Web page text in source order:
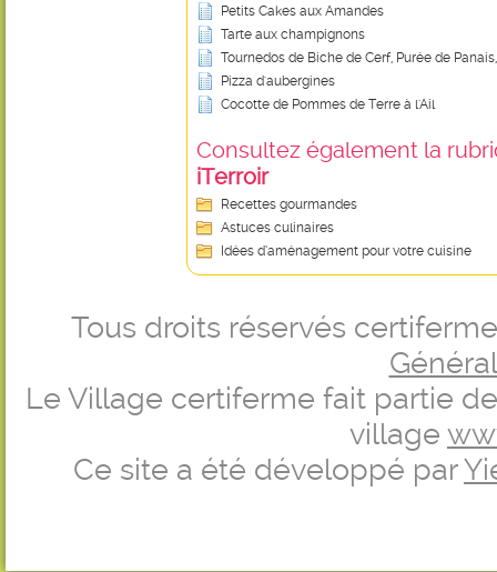
Petits Cakes aux Amandes
Tarte aux champignons
Tournedos de Biche de Cerf, Purée de
Pizza d'aubergines
Cocotte de Pommes de Terre à l'Ail
Consultez également la
iTerroir
Recettes gourmandes
Astuces culinaires
Idées d’aménagement pour votre cuisine
Tous droits réservés
Le Village certiferme fait partie
village
Ce site a été développé par